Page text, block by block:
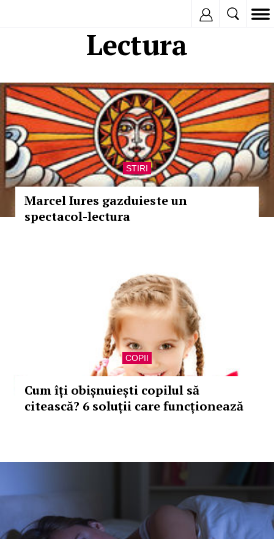
Lectura
STIRI
Marcel Iures gazduieste un
spectacol-lectura
COPII
Cum îți obișnuiești copilul să
citească? 6 soluții care funcționează